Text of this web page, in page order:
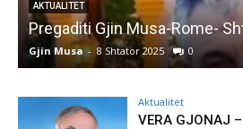
AKTUALITET
Pregaditi Gjin Musa-Rome-
Gjin Musa - 8 Shtator 2025 0
Aktualitet
VERA GJONAJ